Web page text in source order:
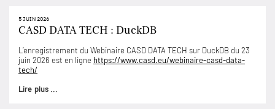
5 JUIN 2026
CASD DATA TECH : DuckDB
L’enregistrement du Webinaire CASD DATA TECH sur DuckDB du 23
juin 2026 est en ligne https://www.casd.eu/webinaire-casd-data-
tech/
Lire plus ...